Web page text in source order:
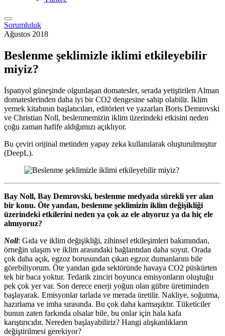
Sorumluluk
Ağustos 2018
Beslenme şeklimizle iklimi etkileyebilir
miyiz?
İspanyol güneşinde olgunlaşan domatesler, serada yetiştirilen Alman
domateslerinden daha iyi bir CO2 dengesine sahip olabilir. İklim
yemek kitabının başlatıcıları, editörleri ve yazarları Boris Demrovski
ve Christian Noll, beslenmemizin iklim üzerindeki etkisini neden
çoğu zaman hafife aldığımızı açıklıyor.
Bu çeviri orijinal metinden yapay zeka kullanılarak oluşturulmuştur
(DeepL).
Bay Noll, Bay Demrovski, beslenme medyada sürekli yer alan
bir konu. Öte yandan, beslenme şeklimizin iklim değişikliği
üzerindeki etkilerini neden ya çok az ele alıyoruz ya da hiç ele
almıyoruz?
Noll: Gıda ve iklim değişikliği, zihinsel etkileşimleri bakımından,
örneğin ulaşım ve iklim arasındaki bağlantıdan daha soyut. Orada
çok daha açık, egzoz borusundan çıkan egzoz dumanlarını bile
görebiliyorum. Öte yandan gıda sektöründe havaya CO2 püskürten
tek bir baca yoktur. Tedarik zinciri boyunca emisyonların oluştuğu
pek çok yer var. Son derece enerji yoğun olan gübre üretiminden
başlayarak. Emisyonlar tarlada ve merada üretilir. Nakliye, soğutma,
hazırlama ve imha sırasında. Bu çok daha karmaşıktır. Tüketiciler
bunun zaten farkında olsalar bile, bu onlar için hala kafa
karıştırıcıdır. Nereden başlayabiliriz? Hangi alışkanlıkların
değiştirilmesi gerekiyor?